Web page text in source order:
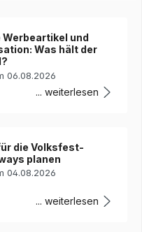
und
Was hält der
06.08.2026
... weiterlesen
die Volksfest-
planen
04.08.2026
... weiterlesen